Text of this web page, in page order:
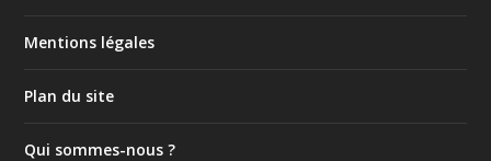
Mentions légales
Plan du site
Qui sommes-nous ?